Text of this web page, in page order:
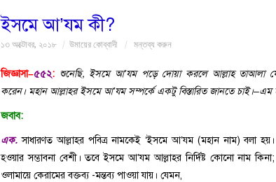
ইসমে আ’যম কী?
১৩ অক্টোবর, ২০১৮ উমায়ের কোব্বাদী মন্তব্য করুন
জিজ্ঞাসা–৫৫২: শুনেছি, ইসমে আ’যম পড়ে দোয়া করলে আল্লাহ তাআলা
করেন। মহান আল্লাহর ইসমে আ’যম সম্পর্কে একটু বিস্তারিত জানতে
জবাব:
এক. সাধারণত আল্লাহর পবিত্র নামকেই ‘ইসমে আ’যম (মহান নাম) বলা
হওয়ার সম্ভাবনা বেশী। তবে ইসমে আ’যম আল্লাহর নির্দিষ্ট কোনো নাম কিনা;
ওলামায়ে কেরামের বক্তব্য -মন্তব্য পাওয়া যায়। যেমন,